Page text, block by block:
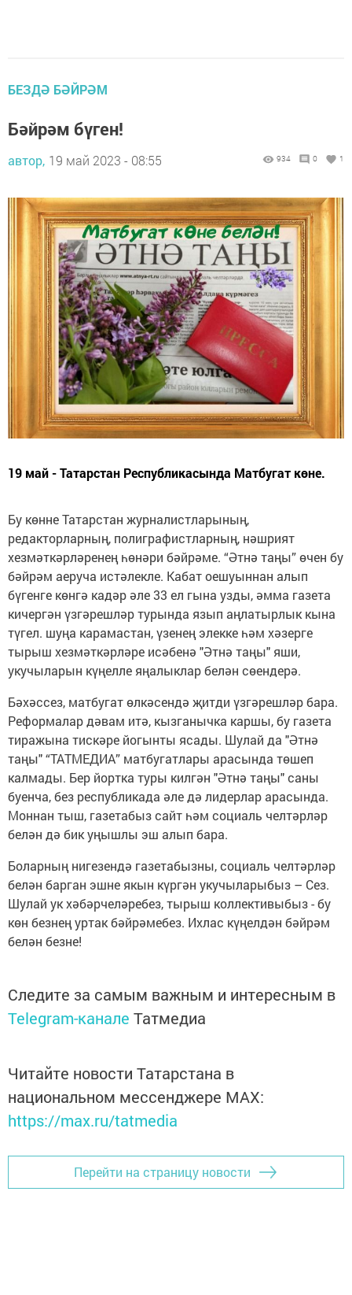
БЕЗДӘ БӘЙРӘМ
Бәйрәм бүген!
автор, 19 май 2023 - 08:55 934 0 1
19 май - Татарстан Республикасында Матбугат көне.
Бу көнне Татарстан журналистларының,
редакторларның, полиграфистларның, нәшрият
хезмәткәрләренең һөнәри бәйрәме. “Әтнә таңы” өчен бу
бәйрәм аеруча истәлекле. Кабат оешуыннан алып
бүгенге көнгә кадәр әле 33 ел гына узды, әмма газета
кичергән үзгәрешләр турында язып аңлатырлык кына
түгел. шуңа карамастан, үзенең элекке һәм хәзерге
тырыш хезмәткәрләре исәбенә "Әтнә таңы" яши,
укучыларын күңелле яңалыклар белән сөендерә.
Бәхәссез, матбугат өлкәсендә җитди үзгәрешләр бара.
Реформалар дәвам итә, кызганычка каршы, бу газета
тиражына тискәре йогынты ясады. Шулай да "Әтнә
таңы" “ТАТМЕДИА” матбугатлары арасында төшеп
калмады. Бер йортка туры килгән "Әтнә таңы" саны
буенча, без республикада әле дә лидерлар арасында.
Моннан тыш, газетабыз сайт һәм социаль челтәрләр
белән дә бик уңышлы эш алып бара.
Боларның нигезендә газетабызны, социаль челтәрләр
белән барган эшне якын күргән укучыларыбыз – Сез.
Шулай ук хәбәрчеләребез, тырыш коллективыбыз - бу
көн безнең уртак бәйрәмебез. Ихлас күңелдән бәйрәм
белән безне!
Следите за самым важным и интересным в
Telegram-канале Татмедиа
Читайте новости Татарстана в
национальном мессенджере MАХ:
https://max.ru/tatmedia
Перейти на страницу новости